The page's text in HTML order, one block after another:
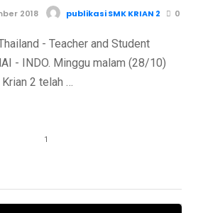
2018 publikasi SMK KRIAN 2 0
- Teacher and Student
- INDO. Minggu malam (28/10)
2 telah …
1